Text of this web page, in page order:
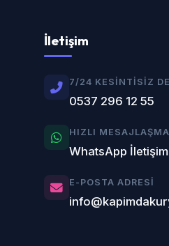
İletişim
7/24 KESINTISIZ
0537 296 12 55
HIZLI MESAJLAŞMA
WhatsApp İletişim
E-POSTA ADRESI